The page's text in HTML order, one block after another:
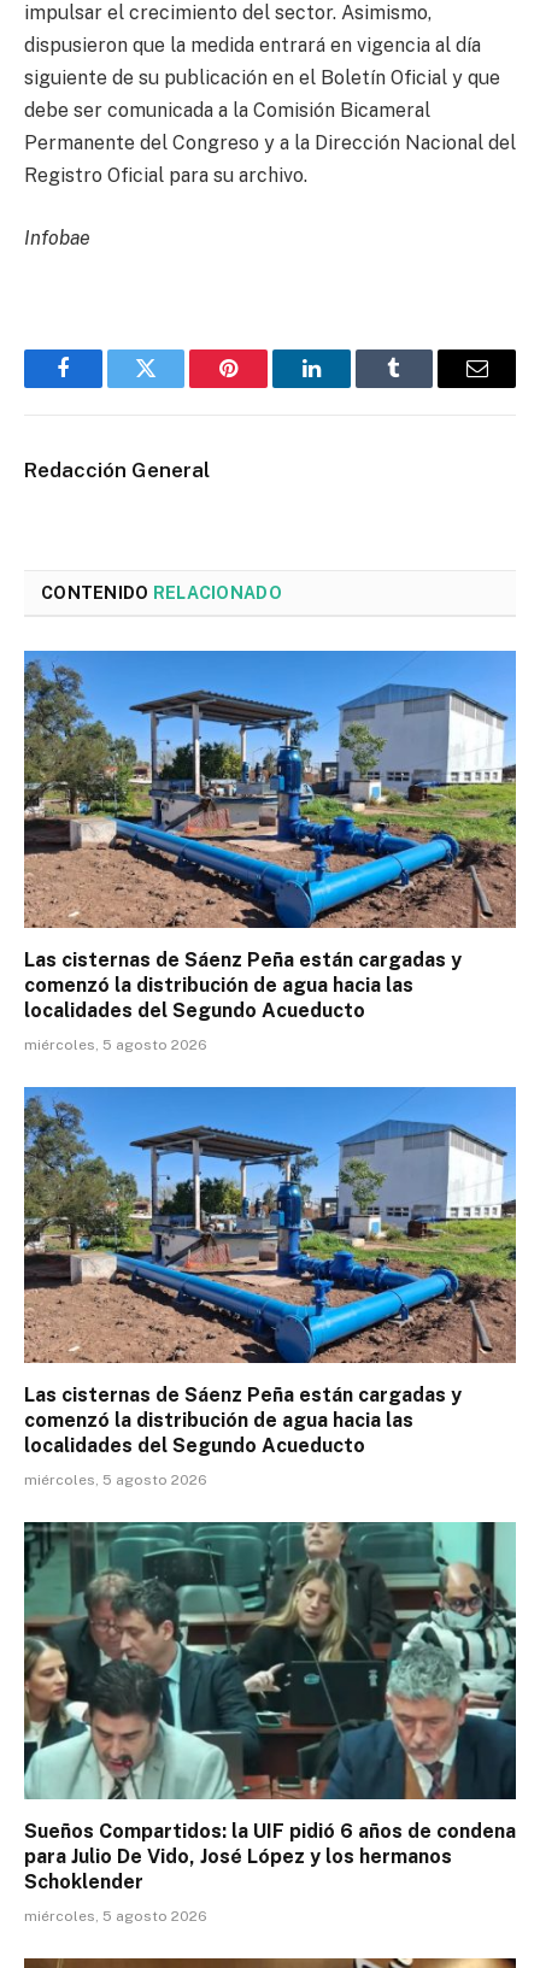
impulsar el crecimiento del sector. Asimismo,
dispusieron que la medida entrará en vigencia al día
siguiente de su publicación en el Boletín Oficial y que
debe ser comunicada a la Comisión Bicameral
Permanente del Congreso y a la Dirección Nacional del
Registro Oficial para su archivo.
Infobae
FacebookTwitter Pinterest LinkedInTumblr Email
Redacción General
CONTENIDO RELACIONADO
Las cisternas de Sáenz Peña están cargadas y
comenzó la distribución de agua hacia las
localidades del Segundo Acueducto
miércoles, 5 agosto 2026
Las cisternas de Sáenz Peña están cargadas y
comenzó la distribución de agua hacia las
localidades del Segundo Acueducto
miércoles, 5 agosto 2026
Sueños Compartidos: la UIF pidió 6 años de condena
para Julio De Vido, José López y los hermanos
Schoklender
miércoles, 5 agosto 2026